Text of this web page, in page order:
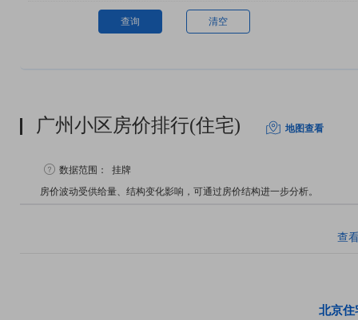
查询 清空
广州小区房价排行(住宅) 地图查看
数据范围：
挂牌
房价波动受供给量、结构变化影响，可通过房价结构进一步分析。
查
北京住